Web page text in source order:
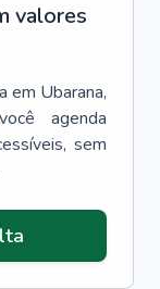
valores
em Ubarana,
agenda
sem